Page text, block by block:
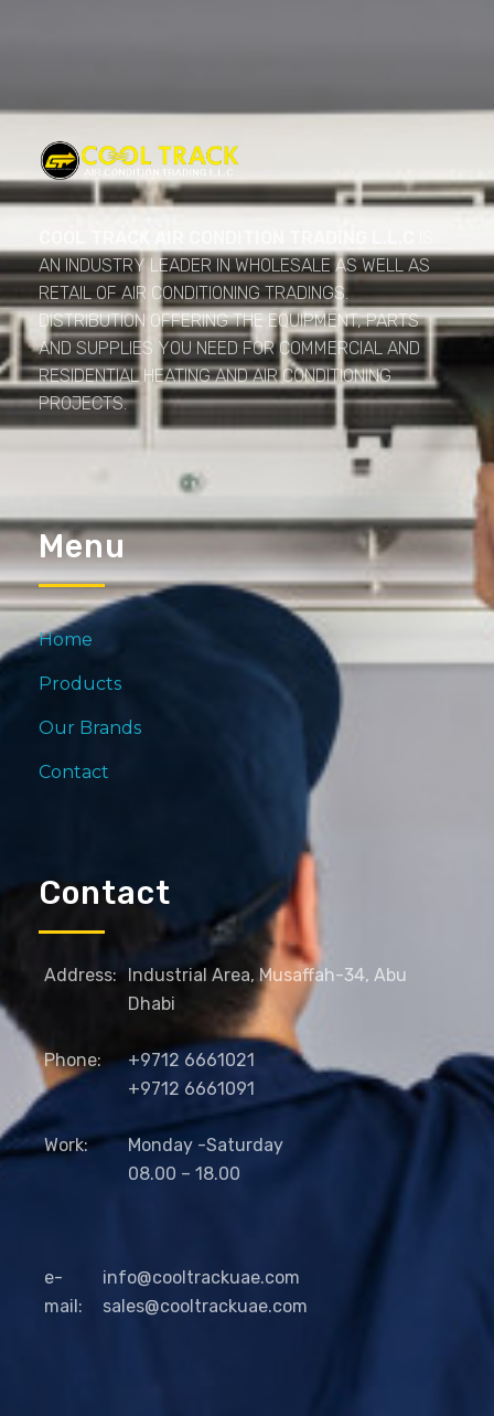
Cool Track Air Condition Trading LLC
AN INDUSTRY LEADER IN WHOLESALE AS WELL AS
RETAIL OF AIR CONDITIONING TRADINGS.
DISTRIBUTION OFFERING THE EQUIPMENT, PARTS
AND SUPPLIES YOU NEED FOR COMMERCIAL AND
RESIDENTIAL HEATING AND AIR CONDITIONING
PROJECTS.
Menu
Home
Products
Our Brands
Contact
Contact
Address:
Industrial Area, Musaffah-34, Abu
Dhabi
Phone:
+9712 6661021
+9712 6661091
Work:
Monday -Saturday
08.00 – 18.00
e-
mail:
info@cooltrackuae.com
sales@cooltrackuae.com